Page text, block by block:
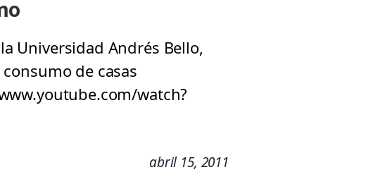
Universidad Andrés Bello,
de casas
watch?
abril 15, 2011